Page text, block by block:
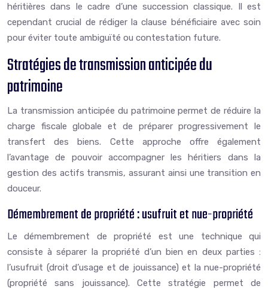
héritières dans le cadre d’une succession classique. Il est
cependant crucial de rédiger la clause bénéficiaire avec soin
pour éviter toute ambiguïté ou contestation future.
Stratégies de transmission anticipée du
patrimoine
La transmission anticipée du patrimoine permet de réduire la
charge fiscale globale et de préparer progressivement le
transfert des biens. Cette approche offre également
l’avantage de pouvoir accompagner les héritiers dans la
gestion des actifs transmis, assurant ainsi une transition en
douceur.
Démembrement de propriété : usufruit et nue-propriété
Le démembrement de propriété est une technique qui
consiste à séparer la propriété d’un bien en deux parties :
l’usufruit (droit d’usage et de jouissance) et la nue-propriété
(propriété sans jouissance). Cette stratégie permet de